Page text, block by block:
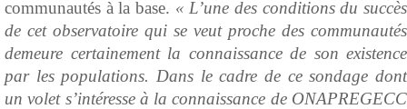
communautés à la base. « L’une des conditions du succès
de cet observatoire qui se veut proche des communautés
demeure certainement la connaissance de son existence
par les populations. Dans le cadre de ce sondage dont
un volet s’intéresse à la connaissance de ONAPREGECC